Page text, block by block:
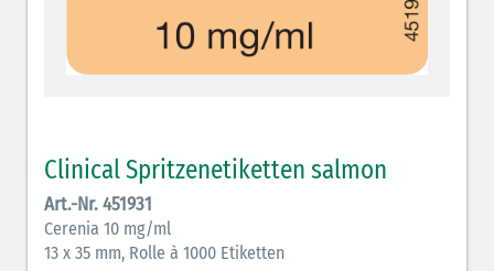
Lokalanästhetika (grau)
schraffiert)
Anticholinergika (hellgrün)
Cholinergika (hellgrün schraffiert): DIVI 2012
Clinical Spritzenetiketten salmon
Art.-Nr. 451931
Cerenia 10 mg/ml
13 x 35 mm, Rolle à 1000 Etiketten